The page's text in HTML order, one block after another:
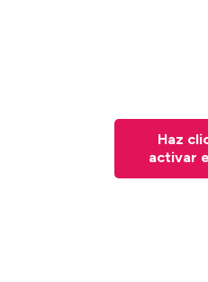
Haz
activar